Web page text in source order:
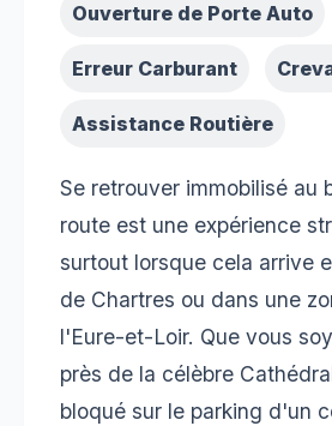
Ouverture de Porte Auto
Erreur Carburant
Assistance Routière
Se retrouver immobilisé au
route est une expérience
surtout lorsque cela arrive
de Chartres ou dans une
l'Eure-et-Loir. Que vous
près de la célèbre
bloqué sur le parking d'un